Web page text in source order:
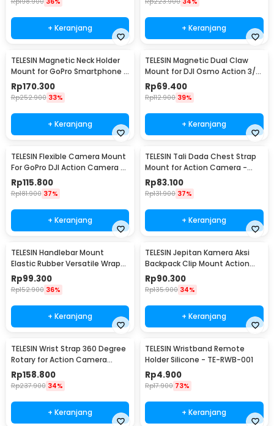
+ Keranjang + Keranjang
TELESIN Magnetic Neck Holder
Mount for GoPro Smartphone -
TE-HNB-002
Rp170.300
Rp252.900 33%
+ Keranjang
TELESIN Magnetic Dual Claw
Mount for DJI Osmo Action 3/4
- OA-TPM-T04
Rp69.400
Rp112.900 39%
+ Keranjang
TELESIN Flexible Camera Mount
For GoPro DJI Action Camera -
TE-FM-002
Rp115.800
Rp181.900 37%
+ Keranjang
TELESIN Tali Dada Chest Strap
Mount for Action Camera -
GP-UCS-001
Rp83.100
Rp131.900 37%
+ Keranjang
TELESIN Handlebar Mount
Elastic Rubber Versatile Wrap
Action Camera - TLQ-001
Rp99.300
Rp152.900 36%
+ Keranjang
TELESIN Jepitan Kamera Aksi
Backpack Clip Mount Action
Camera - GP-JFM-002
Rp90.300
Rp135.900 34%
+ Keranjang
TELESIN Wrist Strap 360 Degree
Rotary for Action Camera
GoPro SJCAM - GP-WFS-221
Rp158.800
Rp237.900 34%
+ Keranjang
TELESIN Wristband Remote
Holder Silicone - TE-RWB-001
Rp4.900
Rp17.900 73%
+ Keranjang